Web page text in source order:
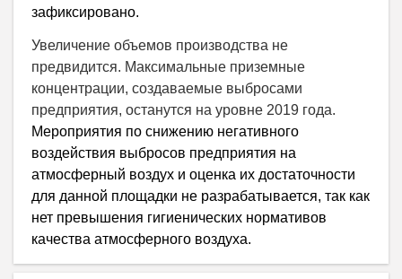
зафиксировано.
Увеличение объемов производства не
предвидится. Максимальные приземные
концентрации, создаваемые выбросами
предприятия, останутся на уровне 2019 года.
Мероприятия по снижению негативного
воздействия выбросов предприятия на
атмосферный воздух и оценка их достаточности
для данной площадки не разрабатывается, так как
нет превышения гигиенических нормативов
качества атмосферного воздуха.